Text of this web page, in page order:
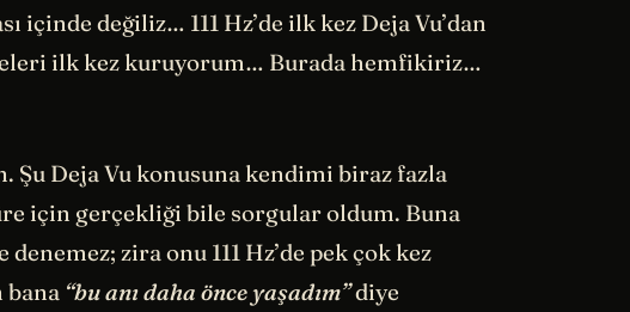
içinde değiliz… 111 Hz’de ilk kez Deja Vu’dan
ilk kez kuruyorum… Burada hemfikiriz…
Şu Deja Vu konusuna kendimi biraz fazla
için gerçekliği bile sorgular oldum. Buna
zira onu 111 Hz’de pek çok kez
bana “bu anı daha önce yaşadım”diye